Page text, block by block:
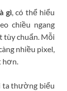
gì, có thể hiểu
chiều ngang
tùy chuẩn. Mỗi
nhiều pixel,
hơn.
ta thường biểu